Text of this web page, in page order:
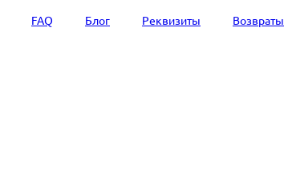
FAQ Блог Реквизиты Возвраты